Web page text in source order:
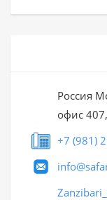
Россия
офис
+7 (981)